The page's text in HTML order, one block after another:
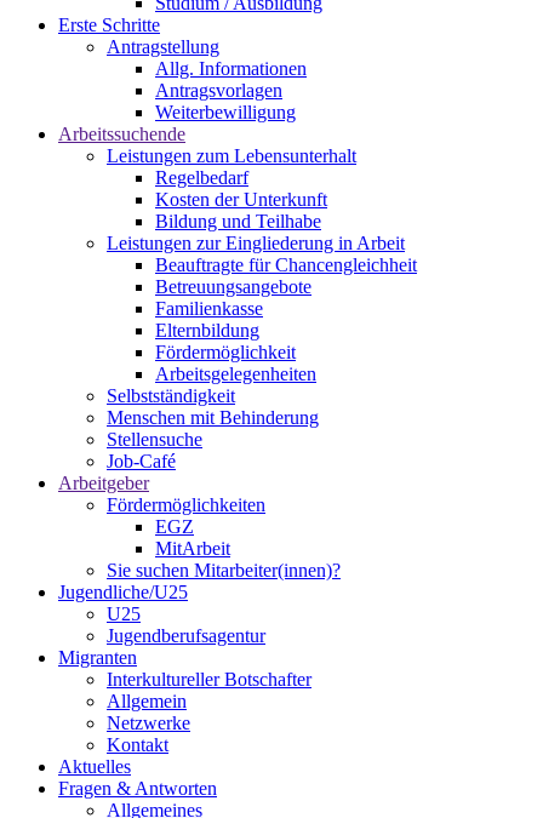
Erste Schritte
Antragstellung
Allg. Informationen
Antragsvorlagen
Weiterbewilligung
Arbeitssuchende
Leistungen zum Lebensunterhalt
Regelbedarf
Kosten der Unterkunft
Bildung und Teilhabe
Leistungen zur Eingliederung in Arbeit
Beauftragte für Chancengleichheit
Betreuungsangebote
Familienkasse
Elternbildung
Fördermöglichkeit
Arbeitsgelegenheiten
Selbstständigkeit
Menschen mit Behinderung
Stellensuche
Job-Café
Arbeitgeber
Fördermöglichkeiten
EGZ
MitArbeit
Sie suchen Mitarbeiter(innen)?
Jugendliche/U25
U25
Jugendberufsagentur
Migranten
Interkultureller Botschafter
Allgemein
Netzwerke
Kontakt
Aktuelles
Fragen & Antworten
Allgemeines